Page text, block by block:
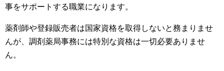
事をサポートする職業になります。
薬剤師や登録販売者は国家資格を取得しないと務まりませ
んが、調剤薬局事務には特別な資格は一切必要ありませ
ん。